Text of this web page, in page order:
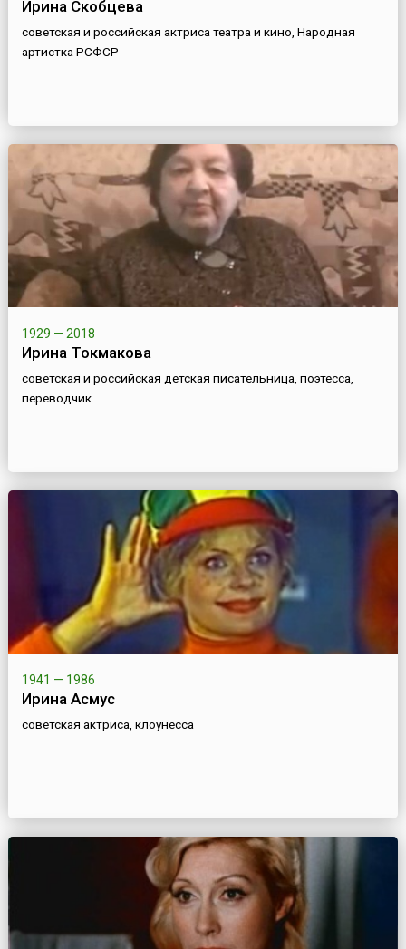
Ирина Скобцева
советская и российская актриса театра и кино, Народная
артистка РСФСР
1929 — 2018
Ирина Токмакова
советская и российская детская писательница, поэтесса,
переводчик
1941 — 1986
Ирина Асмус
советская актриса, клоунесса